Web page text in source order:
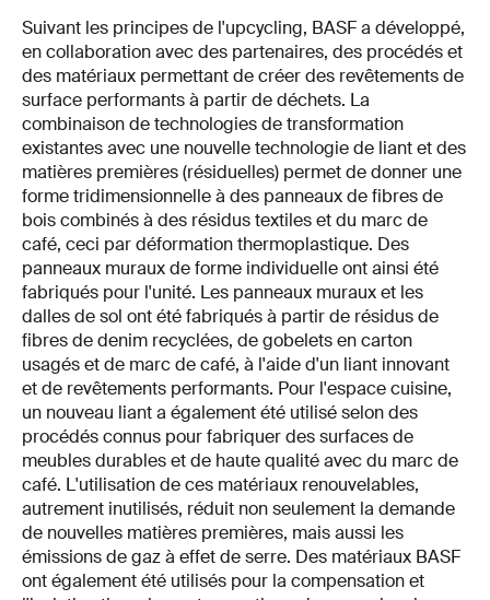
Suivant les principes de l'upcycling, BASF a développé,
en collaboration avec des partenaires, des procédés et
des matériaux permettant de créer des revêtements de
surface performants à partir de déchets. La
combinaison de technologies de transformation
existantes avec une nouvelle technologie de liant et des
matières premières (résiduelles) permet de donner une
forme tridimensionnelle à des panneaux de fibres de
bois combinés à des résidus textiles et du marc de
café, ceci par déformation thermoplastique. Des
panneaux muraux de forme individuelle ont ainsi été
fabriqués pour l'unité. Les panneaux muraux et les
dalles de sol ont été fabriqués à partir de résidus de
fibres de denim recyclées, de gobelets en carton
usagés et de marc de café, à l'aide d'un liant innovant
et de revêtements performants. Pour l'espace cuisine,
un nouveau liant a également été utilisé selon des
procédés connus pour fabriquer des surfaces de
meubles durables et de haute qualité avec du marc de
café. L'utilisation de ces matériaux renouvelables,
autrement inutilisés, réduit non seulement la demande
de nouvelles matières premières, mais aussi les
émissions de gaz à effet de serre. Des matériaux BASF
ont également été utilisés pour la compensation et